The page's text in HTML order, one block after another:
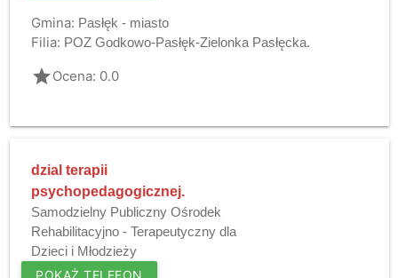
Gmina: Pasłęk - miasto
Filia: POZ Godkowo-Pasłęk-Zielonka Pasłęcka.
gradeOcena: 0.0
dzial terapii
psychopedagogicznej.
Samodzielny Publiczny Ośrodek
Rehabilitacyjno - Terapeutyczny dla
Dzieci i Młodzieży
POKAŻ TELEFON